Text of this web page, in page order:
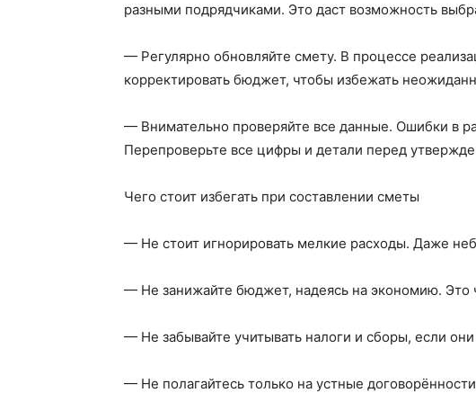
разными подрядчиками. Это даст возможность
— Регулярно обновляйте смету. В процессе
корректировать бюджет, чтобы избежать
— Внимательно проверяйте все данные. Ошибки в
Перепроверьте все цифры и детали перед
Чего стоит избегать при составлении сметы
— Не стоит игнорировать мелкие расходы. Даже
— Не занижайте бюджет, надеясь на экономию. Это
— Не забывайте учитывать налоги и сборы, если
— Не полагайтесь только на устные